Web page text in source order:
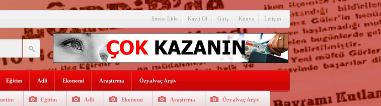
Sitene Ekle Kayıt Ol Giriş Künye İletişim
Eğitim Adli Ekonomi Araştırma Özyalvaç Arşiv
Eğitim Adli Ekonomi Araştırma Özyalvaç Arşiv